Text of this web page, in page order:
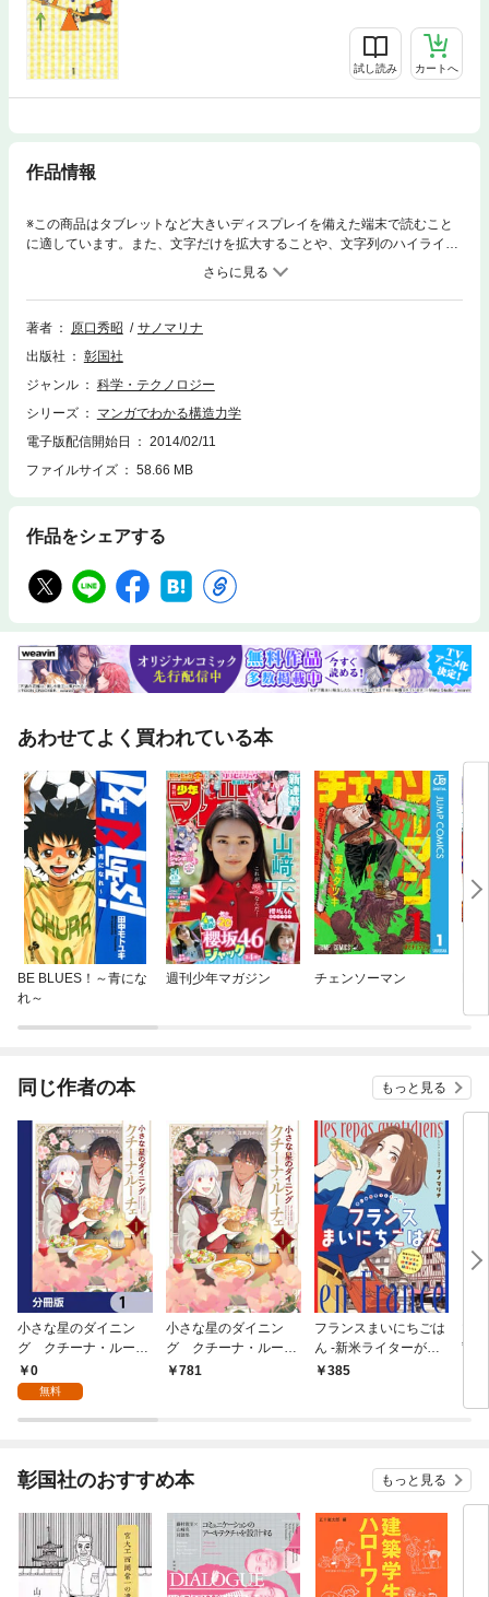
試し読み カートへ
作品情報
※この商品はタブレットなど大きいディスプレイを備えた端末で読むこと
に適しています。また、文字だけを拡大することや、文字列のハイライ
ト、検索、辞書の参照、引用などの機能が使用できません。デザインは得
意だが構造力学が苦手な大学生アキラが、構造力学が得意な女子学生キズ
クの特訓を受けて、構造力学の基本をマスターしていくという筋立ての漫
画。構造力学に頭をかかえる学生のためのとっておきのバイブル。［目
ビミョーな違い 第３話 モーメントは回しすぎに注意！？ 第４話 合
成？分解？運命の分かれ道 第５話 酒と女。心のバランスが崩れそう！
っぱらいには支えが必要？ 第８話 オーリョク反対？サンドイッチのピ
ンチ！ 第９話 お正月。曲がる角にはモーメント！？ 第10話 ヨーカ
ンはすれ違いの予感！？ 第11話 卒制は応力図でカンベン！？ 第12
話 豆腐アタマはガマン限界！？ 第13話 単位はもうがけっ縁！？
著者 原口秀昭
サノマリナ
出版社
彰国社
ジャンル
科学・テクノロジー
シリーズ
マンガでわかる構造力学
電子版配信開始日
2014/02/11
ファイルサイズ
58.66 MB
作品をシェアする
あわせてよく買われている本
BE BLUES！～青にな
れ～
週刊少年マガジン チェンソーマン
同じ作者の本 もっと見る
小さな星のダイニン
グ クチーナ・ルーチ
ェ【分冊版】 1
0
無料
小さな星のダイニン
グ クチーナ・ルーチ
ェ１781
フランスまいにちごは
ん -新米ライターがフ
ランスの地方都市に移
385
”や
彰国社のおすすめ本 もっと見る